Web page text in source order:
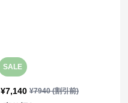
SALE
¥7,140 ¥7940(割引前)